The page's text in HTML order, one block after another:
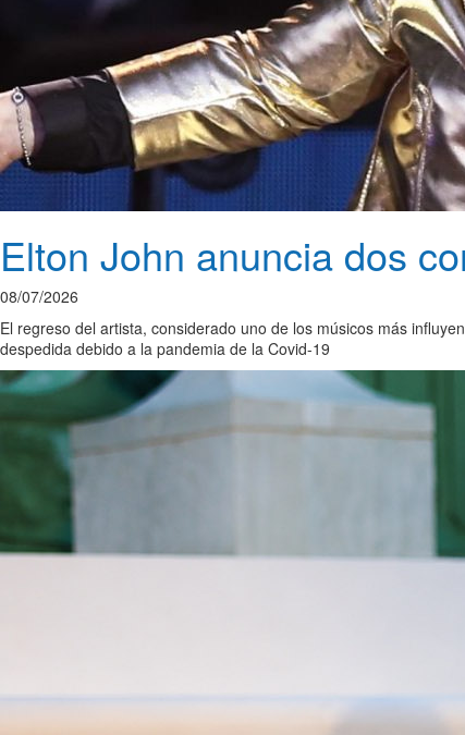
Elton John anuncia dos
08/07/2026
El regreso del artista, considerado uno de los músicos más
despedida debido a la pandemia de la Covid-19